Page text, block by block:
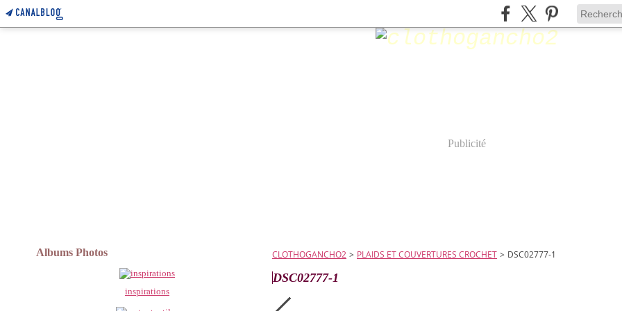
Publicité
Albums Photos
inspirations
CLOTHOGANCHO2 > PLAIDS ET COUVERTURES CROCHET > DSC02777-1
DSC02777-1